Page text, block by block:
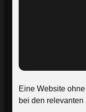
Eine Website
bei den